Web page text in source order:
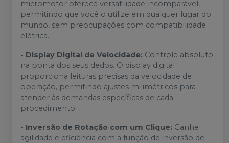
micromotor oferece versatilidade incomparável,
permitindo que você o utilize em qualquer lugar do
mundo, sem preocupações com compatibilidade
elétrica.
- Display Digital de Velocidade: Controle absoluto
na ponta dos seus dedos. O display digital
proporciona leituras precisas da velocidade de
operação, permitindo ajustes milimétricos para
atender às demandas específicas de cada
procedimento.
- Inversão de Rotação com um Clique: Ganhe
agilidade e eficiência com a função de inversão de